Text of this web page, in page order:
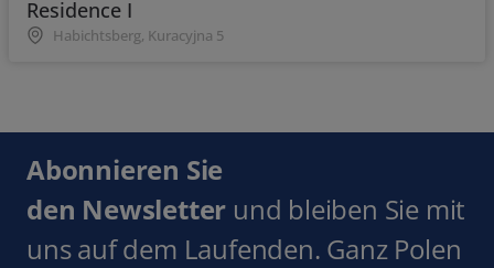
Residence I
Habichtsberg, Kuracyjna 5
Abonnieren Sie
den Newsletter und bleiben Sie mit
uns auf dem Laufenden. Ganz Polen